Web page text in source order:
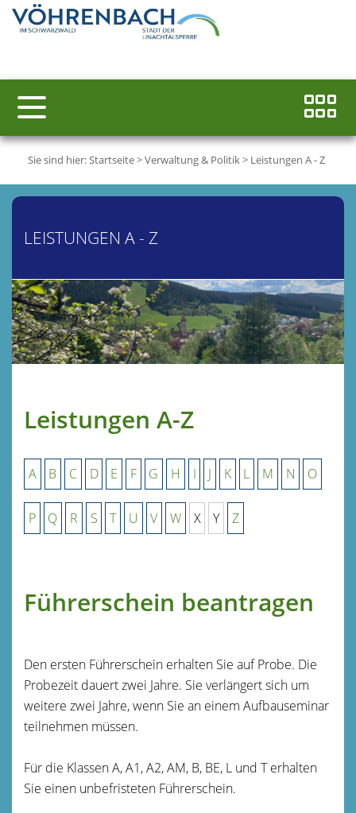
Sie sind hier:Startseite>Verwaltung & Politik> Leistungen A - Z
LEISTUNGEN A - Z
Leistungen A-Z
A B C D E F G H I J K L M N O
P Q R S T U V W X Y Z
Führerschein beantragen
Den ersten Führerschein erhalten Sie auf Probe. Die
Probezeit dauert zwei Jahre. Sie verlängert sich um
weitere zwei Jahre, wenn Sie an einem Aufbauseminar
teilnehmen müssen.
Für die Klassen A, A1, A2, AM, B, BE, L und T erhalten
Sie einen unbefristeten Führerschein.